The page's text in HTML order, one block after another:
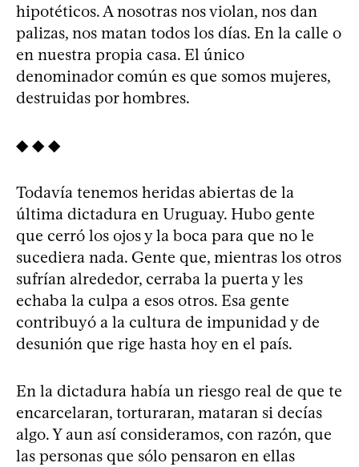
hipotéticos. A nosotras nos violan, nos dan
palizas, nos matan todos los días. En la calle o
en nuestra propia casa. El único
denominador común es que somos mujeres,
destruidas por hombres.
◆ ◆ ◆
Todavía tenemos heridas abiertas de la
última dictadura en Uruguay. Hubo gente
que cerró los ojos y la boca para que no le
sucediera nada. Gente que, mientras los otros
sufrían alrededor, cerraba la puerta y les
echaba la culpa a esos otros. Esa gente
contribuyó a la cultura de impunidad y de
desunión que rige hasta hoy en el país.
En la dictadura había un riesgo real de que te
encarcelaran, torturaran, mataran si decías
algo. Y aun así consideramos, con razón, que
las personas que sólo pensaron en ellas